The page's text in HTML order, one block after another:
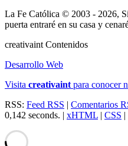
La Fe Católica © 2003 - 2026,
puerta entraré en su casa y
creativaint Contenidos
Desarrollo Web
Visita creativaint para conocer
RSS: Feed RSS | Comentarios
0,142 seconds. | xHTML | CSS |